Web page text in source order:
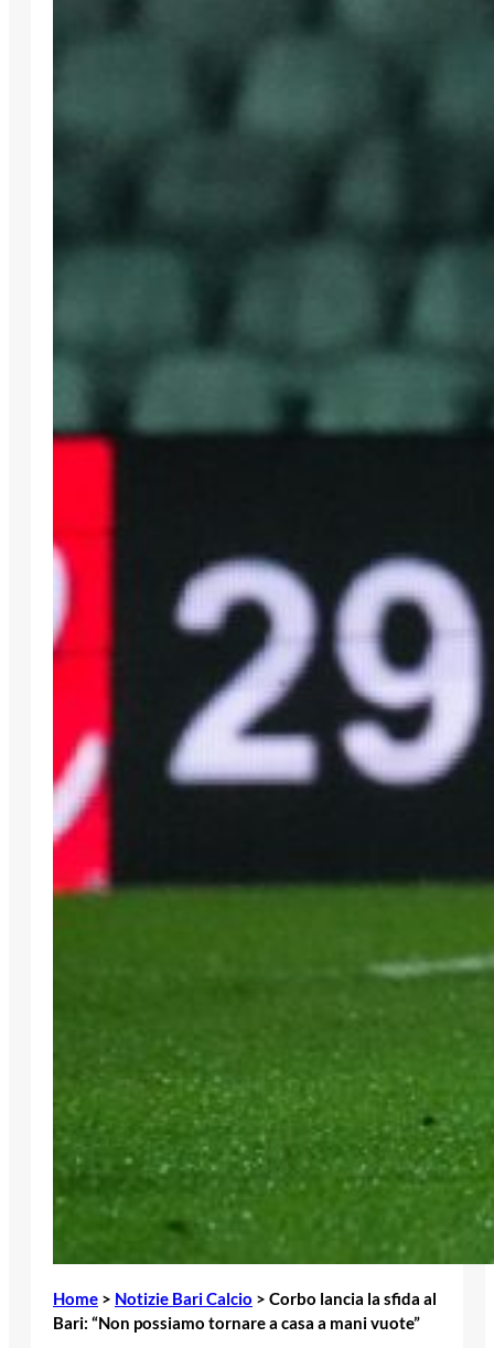
Home > Notizie Bari Calcio > Corbo lancia la sfida al
Bari: “Non possiamo tornare a casa a mani vuote”